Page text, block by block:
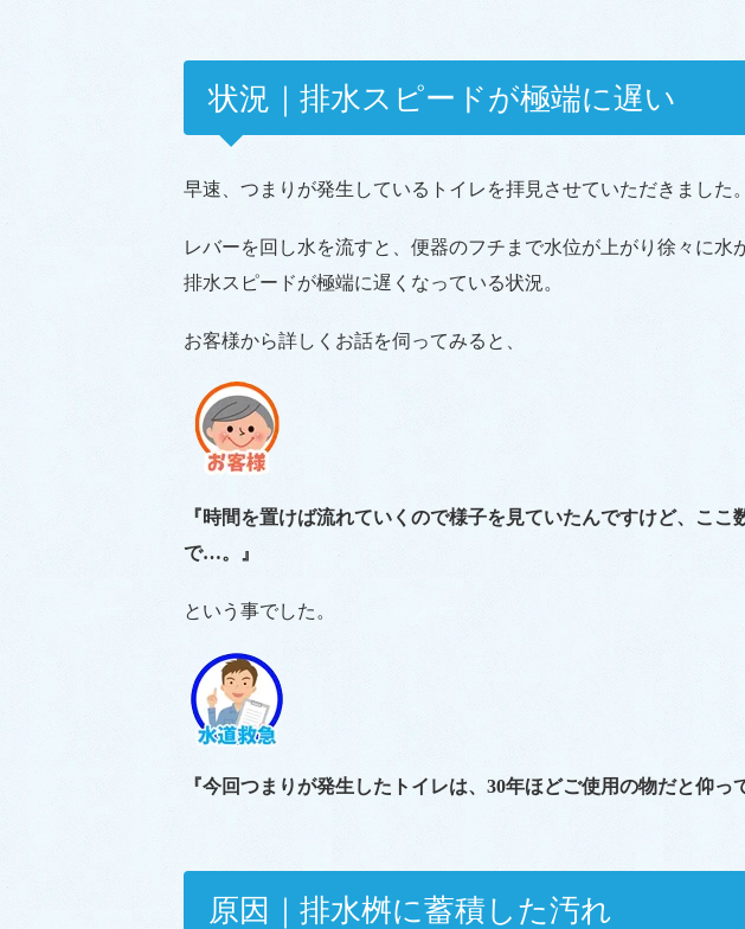
状況｜排水スピードが極端に遅い
早速、つまりが発生しているトイレを拝見させていただきました。
レバーを回し水を流すと、便器のフチまで水位が上がり徐々に水
排水スピードが極端に遅くなっている状況。
お客様から詳しくお話を伺ってみると、
『時間を置けば流れていくので様子を見ていたんですけど、ここ
で…。』
という事でした。
『今回つまりが発生したトイレは、30年ほどご使用の物だと仰っ
原因｜排水桝に蓄積した汚れ